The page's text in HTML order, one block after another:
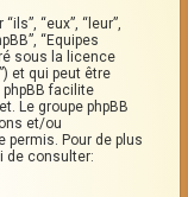
“eux”, “leur”,
“Equipes
sous la licence
et qui peut être
phpBB facilite
Le groupe phpBB
et/ou
permis. Pour de plus
de consulter: